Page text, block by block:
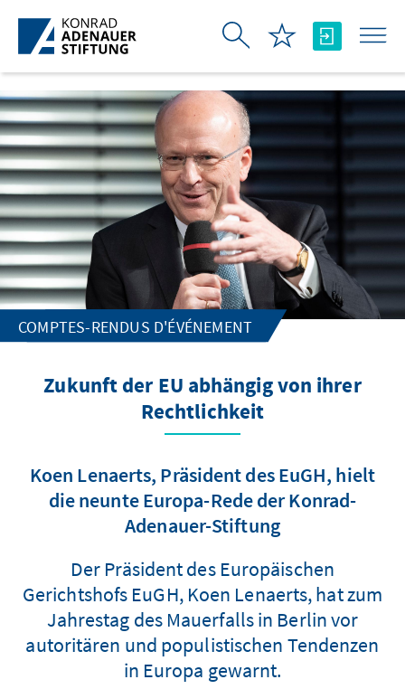
Saut au contenu principal
COMPTES-RENDUS D'ÉVÉNEMENT
Zukunft der EU abhängig von ihrer
Rechtlichkeit
Koen Lenaerts, Präsident des EuGH, hielt
die neunte Europa-Rede der Konrad-
Adenauer-Stiftung
Der Präsident des Europäischen
Gerichtshofs EuGH, Koen Lenaerts, hat zum
Jahrestag des Mauerfalls in Berlin vor
autoritären und populistischen Tendenzen
in Europa gewarnt.